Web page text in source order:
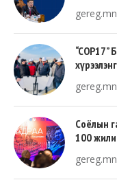
gereg.mn
“COP17”
gereg.mn
Соёлын
100
gereg.mn